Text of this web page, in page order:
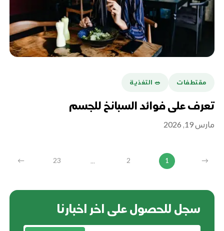
مقتطفات 🥗 التغذية
تعرف على فوائد السبانخ للجسم
مارس 19, 2026
→
1
2
...
23
←
سجل للحصول على اخر اخبارنا